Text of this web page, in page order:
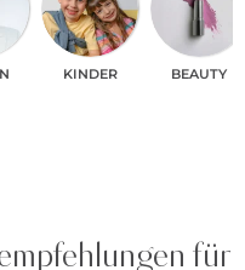
KINDER BEAUTY
für